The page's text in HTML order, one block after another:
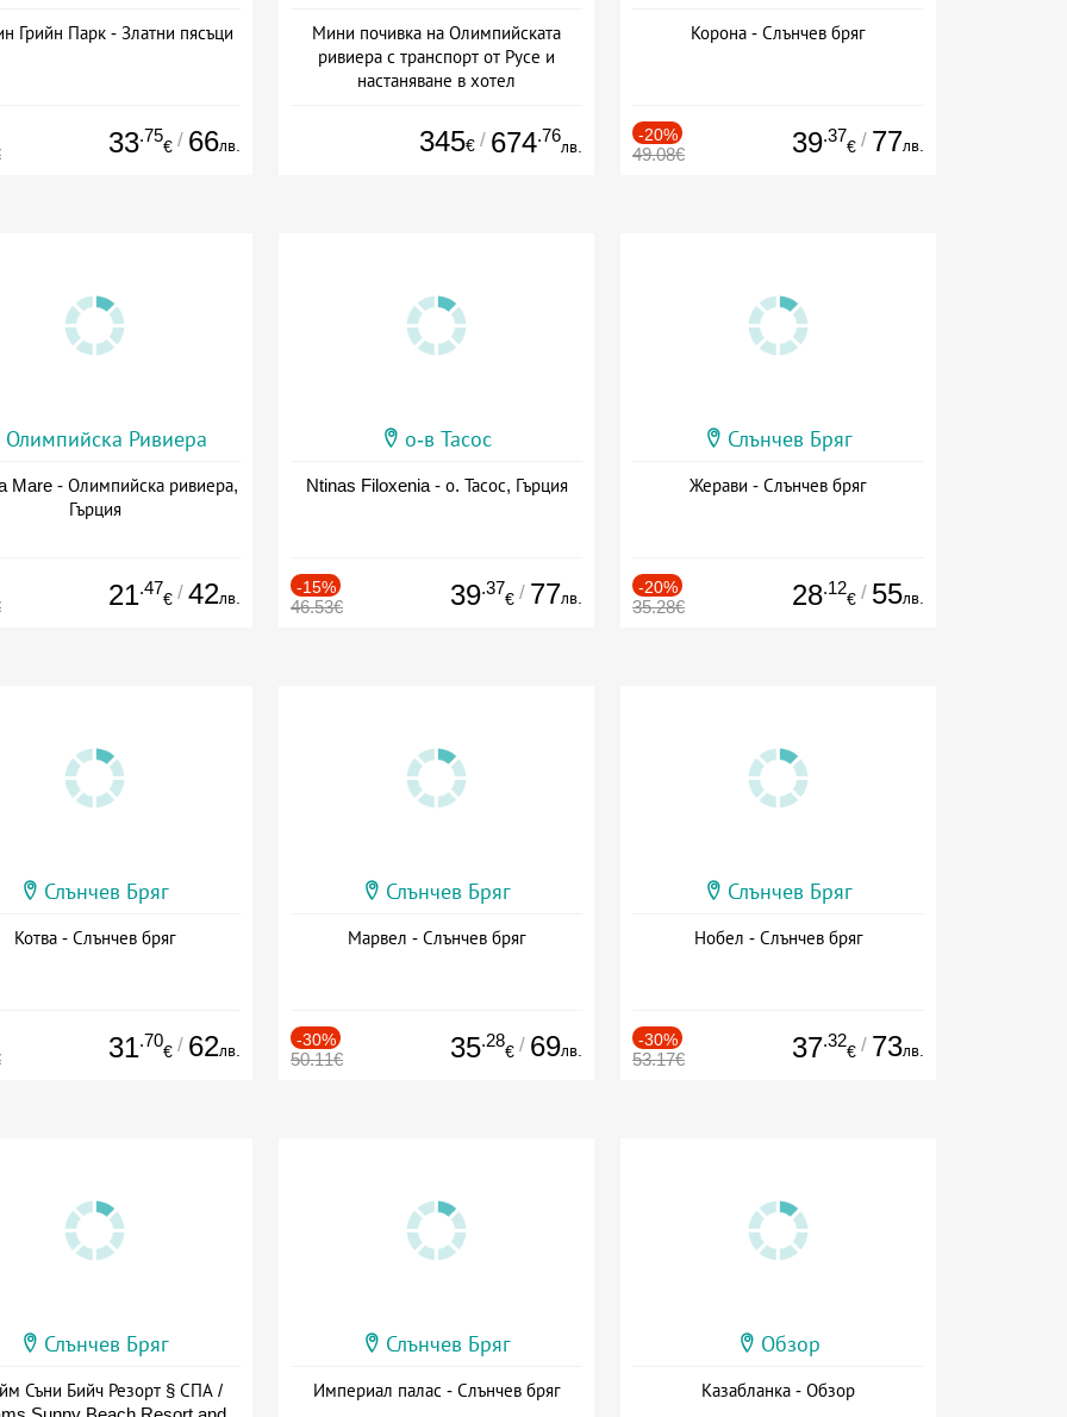
Грийн Парк - Златни пясъци
33.75
€ / 66лв.
Мини почивка на Олимпийската
ривиера с транспорт от Русе и
настаняване в хотел
345€ / 674.76
лв.
Корона - Слънчев бряг
-20%
49.08€ 39.37
€ / 77лв.
Олимпийска Ривиера
Mare - Олимпийска ривиера,
Гърция
21.47
€ / 42лв.
о-в Тасос
Ntinas Filoxenia - о. Тасос, Гърция
-15%
46.53€ 39.37
€ / 77лв.
Слънчев Бряг
Жерави - Слънчев бряг
-20%
35.28€ 28.12
€ / 55лв.
Слънчев Бряг
Котва - Слънчев бряг
31.70
€ / 62лв.
Слънчев Бряг
Марвел - Слънчев бряг
-30%
50.11€ 35.28
€ / 69лв.
Слънчев Бряг
Нобел - Слънчев бряг
-30%
53.17€ 37.32
€ / 73лв.
Слънчев Бряг
Съни Бийч Резорт § СПА /
Слънчев Бряг
Империал палас - Слънчев бряг
Обзор
Казабланка - Обзор